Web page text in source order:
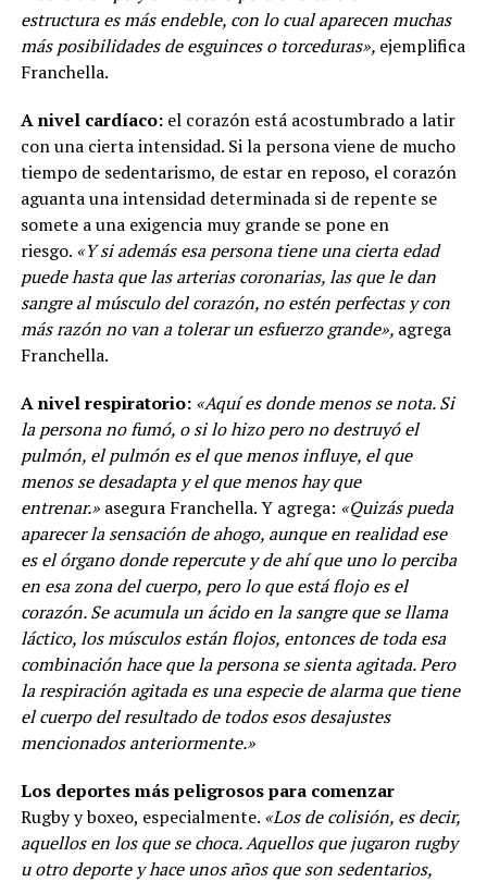
estructura es más endeble, con lo cual aparecen muchas
más posibilidades de esguinces o torceduras», ejemplifica
Franchella.
A nivel cardíaco:el corazón está acostumbrado a latir
con una cierta intensidad. Si la persona viene de mucho
tiempo de sedentarismo, de estar en reposo, el corazón
aguanta una intensidad determinada si de repente se
somete a una exigencia muy grande se pone en
riesgo. «Y si además esa persona tiene una cierta edad
puede hasta que las arterias coronarias, las que le dan
sangre al músculo del corazón, no estén perfectas y con
más razón no van a tolerar un esfuerzo grande», agrega
Franchella.
A nivel respiratorio:«Aquí es donde menos se nota. Si
la persona no fumó, o si lo hizo pero no destruyó el
pulmón, el pulmón es el que menos influye, el que
menos se desadapta y el que menos hay que
entrenar.» asegura Franchella. Y agrega: «Quizás pueda
aparecer la sensación de ahogo, aunque en realidad ese
es el órgano donde repercute y de ahí que uno lo perciba
en esa zona del cuerpo, pero lo que está flojo es el
corazón. Se acumula un ácido en la sangre que se llama
láctico, los músculos están flojos, entonces de toda esa
combinación hace que la persona se sienta agitada. Pero
la respiración agitada es una especie de alarma que tiene
el cuerpo del resultado de todos esos desajustes
mencionados anteriormente.»
Los deportes más peligrosos para comenzar
Rugby y boxeo, especialmente. «Los de colisión, es decir,
aquellos en los que se choca. Aquellos que jugaron rugby
u otro deporte y hace unos años que son sedentarios,